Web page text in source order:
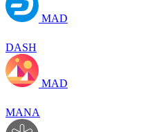
MAD
DASH
MAD
MANA